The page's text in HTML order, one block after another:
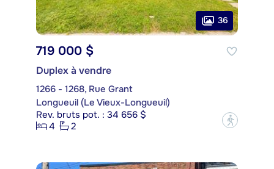
36
719 000 $
Duplex à vendre
1266 - 1268, Rue Grant
Longueuil (Le Vieux-Longueuil)
Rev. bruts pot. : 34 656 $
4
2 ?